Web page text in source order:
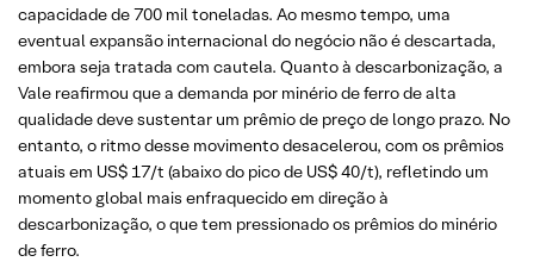
capacidade de 700 mil toneladas. Ao mesmo tempo, uma
eventual expansão internacional do negócio não é descartada,
embora seja tratada com cautela. Quanto à descarbonização, a
Vale reafirmou que a demanda por minério de ferro de alta
qualidade deve sustentar um prêmio de preço de longo prazo. No
entanto, o ritmo desse movimento desacelerou, com os prêmios
atuais em US$ 17/t (abaixo do pico de US$ 40/t), refletindo um
momento global mais enfraquecido em direção à
descarbonização, o que tem pressionado os prêmios do minério
de ferro.